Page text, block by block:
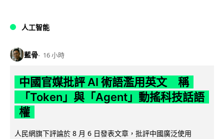
人工智能
藍骨 16 小時
中國官媒批評 AI 術語濫用英文 稱
「Token」與「Agent」動搖科技話語
權
人民網旗下評論於 8 月 6 日發表文章，批評中國廣泛使用